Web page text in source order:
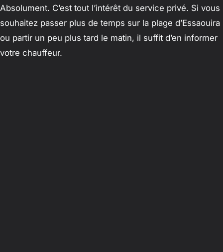
Absolument. C’est tout l’intérêt du service privé. Si vous
souhaitez passer plus de temps sur la plage d’Essaouira
ou partir un peu plus tard le matin, il suffit d’en informer
votre chauffeur.